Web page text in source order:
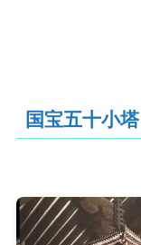
国宝五十小塔